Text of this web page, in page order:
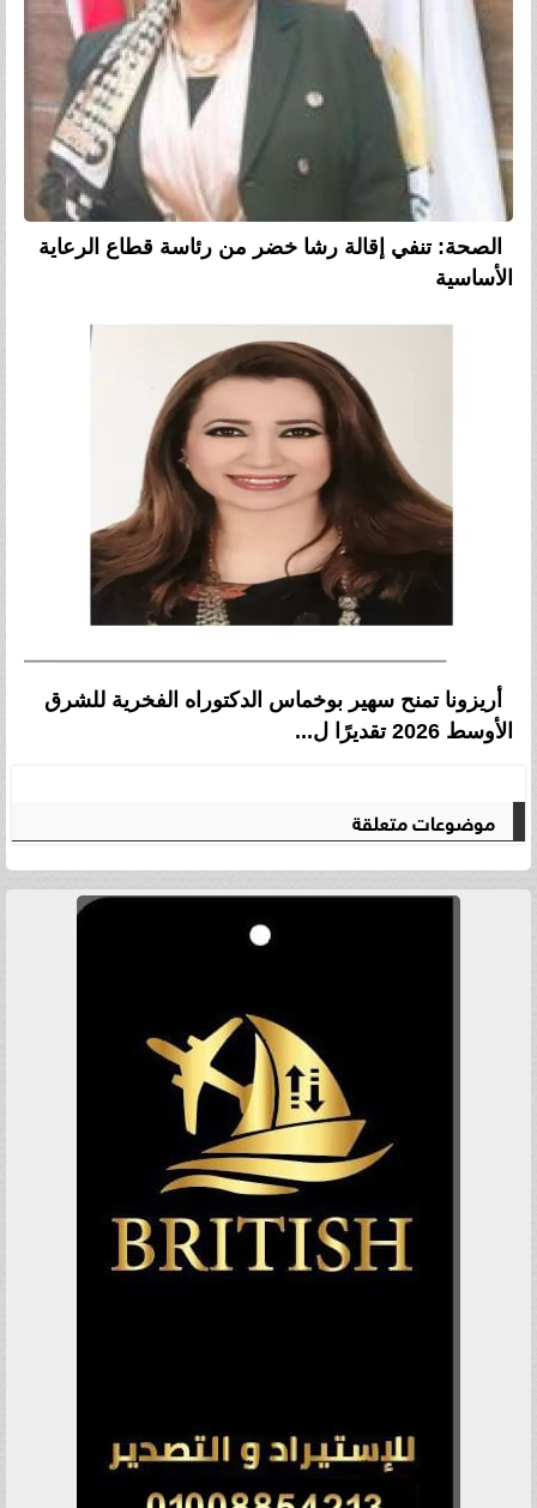
الصحة: تنفي إقالة رشا خضر من رئاسة قطاع الرعاية
الأساسية
أريزونا تمنح سهير بوخماس الدكتوراه الفخرية للشرق
الأوسط 2026 تقديرًا ل...
موضوعات متعلقة